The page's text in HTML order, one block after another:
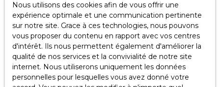
Maîtriser lagestion locative et fiscalitéest essentiel
pour sécuriser son investissement immobilier et en
tirer pleinement profit. Une organisation rigoureuse,
associée à un accompagnement professionnel, permet
d’éviter les erreurs, d’optimiser la rentabilité et de
gagner en tranquillité d’esprit. À Cagnes-sur-Mer, nous
sommes aux côtés des propriétaires pour les
accompagner à chaque étape de leur projet, avec une
Nous utilisons des cookies afin de vous offrir une
expérience optimale et une communication pertinente
sur notre site. Grace à ces technologies, nous pouvons
vous proposer du contenu en rapport avec vos centres
d'intérêt. Ils nous permettent également d'améliorer la
qualité de nos services et la convivialité de notre site
internet. Nous utiliserons uniquement les données
personnelles pour lesquelles vous avez donné votre